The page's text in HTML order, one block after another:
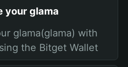
your glama
glama(glama) with
the Bitget Wallet